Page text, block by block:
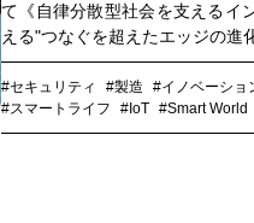
て《自律分散型社会を支えるイ
える"つなぐを超えたエッジの進
会を開催しました。NTTドコモ
たSIMアプレット技術を活用す
より手軽かつ安全に実現する取
交えて紹介されました。その模
#セキュリティ #製造 #イノベーショ
#スマートライフ
#IoT #Smart World